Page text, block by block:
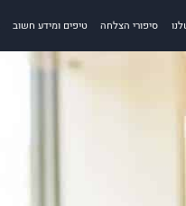
סיפורי הצלחה טיפים ומידע חשוב